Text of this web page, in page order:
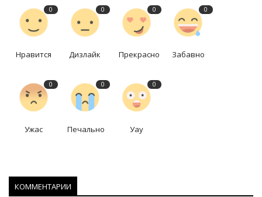
0
Нравится
0
Дизлайк
0
Прекрасно
0
Забавно
0
Ужас
0
Печально
0
Уау
КОММЕНТАРИИ